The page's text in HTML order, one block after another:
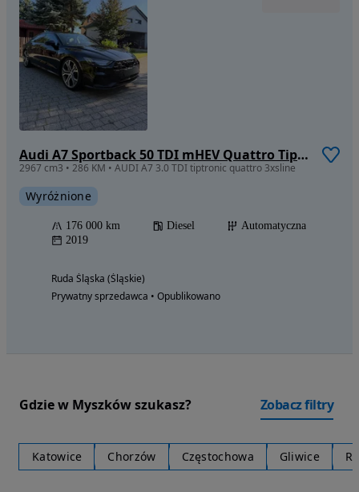
Audi A7 Sportback 50 TDI mHEV Quattro Tiptronic
2967 cm3 • 286 KM • AUDI A7 3.0 TDI tiptronic quattro 3xsline
Wyróżnione
176 000 km Diesel
Automatyczna
2019
Ruda Śląska (Śląskie)
Prywatny sprzedawca • Opublikowano
Gdzie w Myszków szukasz? Zobacz filtry
Katowice Chorzów Częstochowa Gliwice